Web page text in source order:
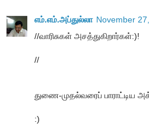
எம்.எம்.அப்துல்லா November
//வாரிசுகள் அசத்துகிறார்கள்:)!
//
துணை-முதல்வரைப் பாராட்டிய
:)